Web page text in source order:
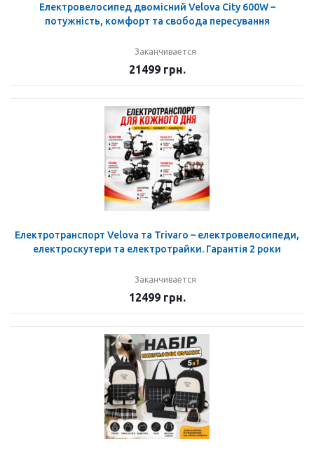
Електровелосипед двомісний Velova City 600W –
потужність, комфорт та свобода пересування
Заканчивается
21499 грн.
Електротранспорт Velova та Trivaro – електровелосипеди,
електроскутери та електротрайки. Гарантія 2 роки
Заканчивается
12499 грн.